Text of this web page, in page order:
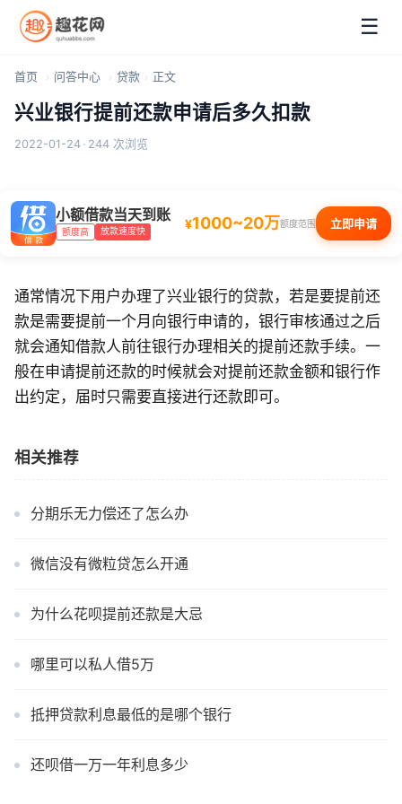
☰
首页 问答中心 贷款 正文
兴业银行提前还款申请后多久扣款
2022-01-24 · 244 次浏览
小额借款当天到账
额度高 放款速度快 ¥1000~20万额度范围 立即申请
通常情况下用户办理了兴业银行的贷款，若是要提前还
款是需要提前一个月向银行申请的，银行审核通过之后
就会通知借款人前往银行办理相关的提前还款手续。一
般在申请提前还款的时候就会对提前还款金额和银行作
出约定，届时只需要直接进行还款即可。
相关推荐
分期乐无力偿还了怎么办
微信没有微粒贷怎么开通
为什么花呗提前还款是大忌
哪里可以私人借5万
抵押贷款利息最低的是哪个银行
还呗借一万一年利息多少